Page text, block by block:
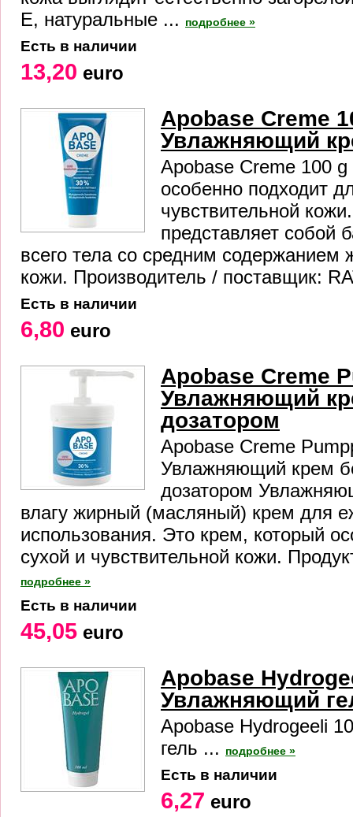
Е, натуральные ...
подробнее »
Есть в наличии
13,20 euro
Apobase Creme
Увлажняющий
Apobase Creme 100
особенно подходит
чувствительной
представляет собой
всего тела со средним содержанием
кожи. Производитель / поставщик:
Есть в наличии
6,80 euro
Apobase Creme
Увлажняющий
дозатором
Apobase Creme
Увлажняющий крем
дозатором
влагу жирный (масляный) крем для
использования. Это крем, который
сухой и чувствительной кожи.
подробнее »
Есть в наличии
45,05 euro
Apobase
Увлажняющий
Apobase Hydrogeeli
гель ...
подробнее »
Есть в наличии
6,27 euro